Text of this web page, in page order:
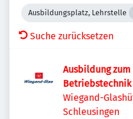
Ausbildungsplatz, Lehrstelle
Suche zurücksetzen
Ausbildung
Wiegand-
Schleusingen